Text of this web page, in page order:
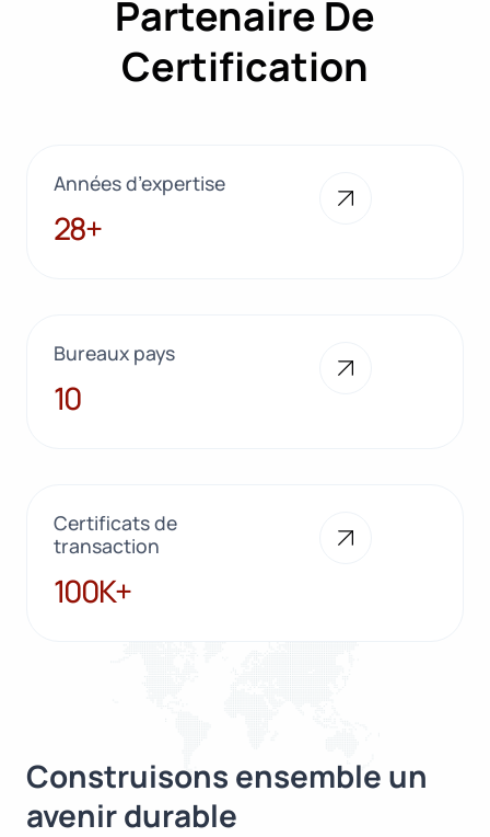
Partenaire De
Certification
Années d’expertise
28+
28+
Bureaux pays
10
10
Certificats de
transaction
100K+
100K+
Construisons ensemble un
avenir durable